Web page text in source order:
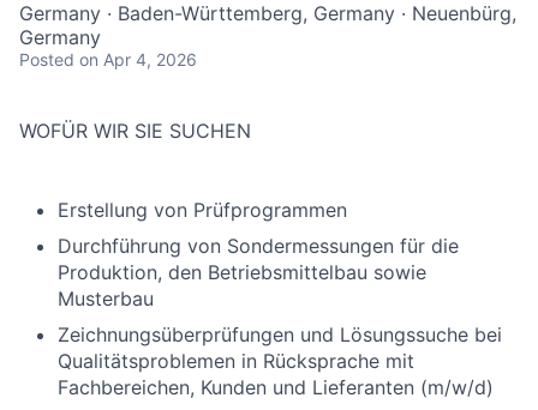
Germany · Baden-Württemberg, Germany · Neuenbürg,
Germany
Posted on Apr 4, 2026
WOFÜR WIR SIE SUCHEN
Erstellung von Prüfprogrammen
Durchführung von Sondermessungen für die
Produktion, den Betriebsmittelbau sowie
Musterbau
Zeichnungsüberprüfungen und Lösungssuche bei
Qualitätsproblemen in Rücksprache mit
Fachbereichen, Kunden und Lieferanten (m/w/d)